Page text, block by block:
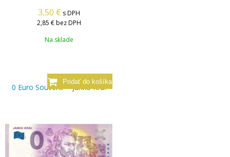
3,50 € s DPH
2,85 € bez DPH
Na sklade
0 Euro Souvenir – Janko Kráľ